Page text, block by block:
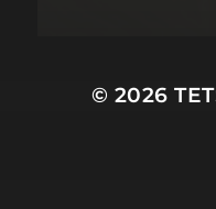
© 2026